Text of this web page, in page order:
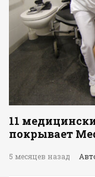
11
покрывает
5 месяцев назад